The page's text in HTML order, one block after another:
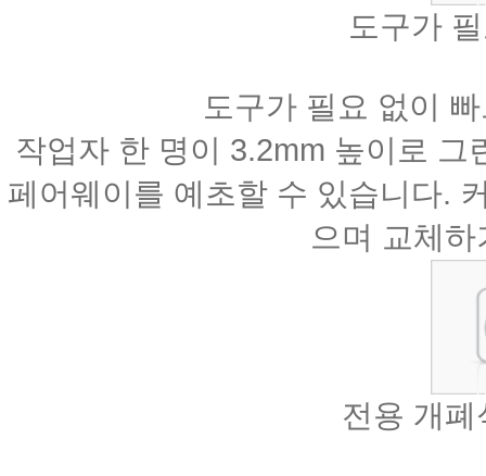
도구가
도구가 필요 없이
작업자 한 명이 3.2mm 높이로
페어웨이를 예초할 수 있습니다.
으며 교체
전용 개